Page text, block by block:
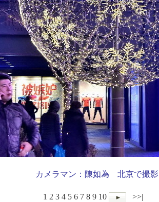
カメラマン：陳如為 北京で撮影
1 2 3 4 5 6 7 8 9 10 >>|